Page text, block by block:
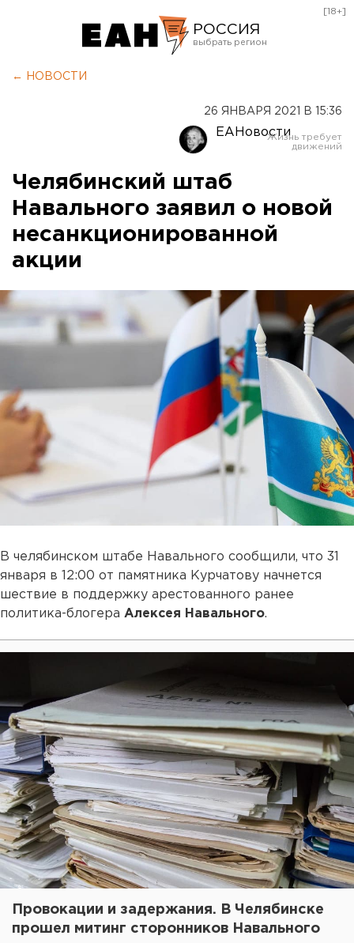
РОССИЯ
Оренбург
[18+]
← НОВОСТИ
26 ЯНВАРЯ 2021 В 15:36
ЕАНовости
Челябинский штаб
Навального заявил о новой
несанкционированной
акции
В челябинском штабе Навального сообщили, что 31
января в 12:00 от памятника Курчатову начнется
шествие в поддержку арестованного ранее
политика-блогера Алексея Навального.
Провокации и задержания. В Челябинске
прошел митинг сторонников Навального